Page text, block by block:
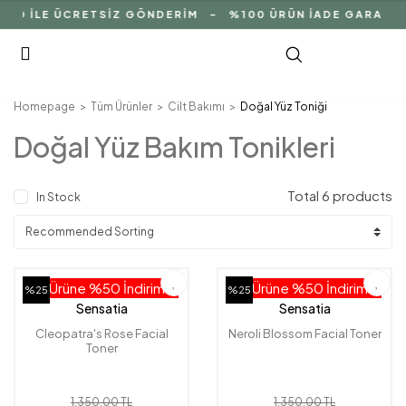
İLE ÜCRETSİZ GÖNDERİM - %100 ÜRÜN İADE
Homepage Tüm Ürünler Cilt Bakımı Doğal Yüz Toniği
Doğal Yüz Bakım Tonikleri
In Stock Total 6 products
%25
2. Ürüne %50 İndirim!
Sensatia
Cleopatra's Rose Facial
Toner
1.350,00 TL
%25
2. Ürüne %50 İndirim!
Sensatia
Neroli Blossom Facial Toner
1.350,00 TL